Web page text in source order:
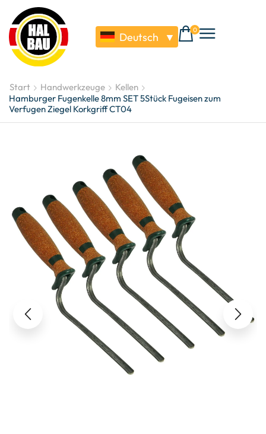
Deutsch ▼
0
Start Handwerkzeuge
Kellen
Hamburger Fugenkelle 8mm SET 5Stück Fugeisen zum
Verfugen Ziegel Korkgriff CT04